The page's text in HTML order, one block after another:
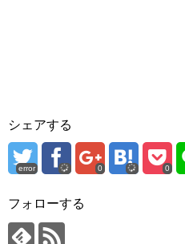
シェアする
error 0 0
フォローする